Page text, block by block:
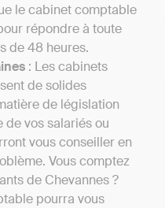
le cabinet comptable
répondre à toute
de 48 heures.
: Les cabinets
de solides
de législation
vos salariés ou
vous conseiller en
Vous comptez
de Chevannes ?
pourra vous